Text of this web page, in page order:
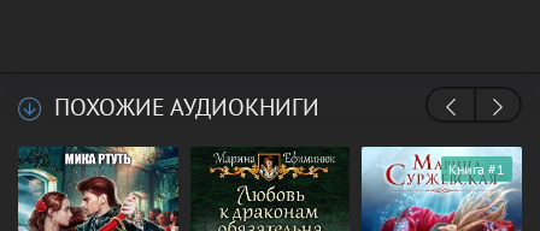
ПОХОЖИЕ АУДИОКНИГИ
Книга #1